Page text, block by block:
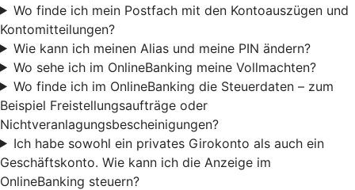
Wo finde ich mein Postfach mit den Kontoauszügen und
Kontomitteilungen?
Wie kann ich meinen Alias und meine PIN ändern?
Wo sehe ich im OnlineBanking meine Vollmachten?
Wo finde ich im OnlineBanking die Steuerdaten – zum
Beispiel Freistellungsaufträge oder
Nichtveranlagungsbescheinigungen?
Ich habe sowohl ein privates Girokonto als auch ein
Geschäftskonto. Wie kann ich die Anzeige im
OnlineBanking steuern?